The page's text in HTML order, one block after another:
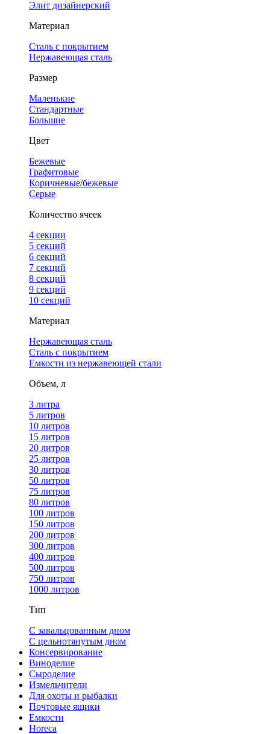
Элит дизайнерский
Материал
Сталь с покрытием
Нержавеющая сталь
Размер
Маленькие
Стандартные
Большие
Цвет
Бежевые
Графитовые
Коричневые/бежевые
Серые
Количество ячеек
4 cекции
5 секций
6 секций
7 секций
8 секций
9 секций
10 секций
Материал
Нержавеющая сталь
Сталь с покрытием
Емкости из нержавеющей стали
Объем, л
3 литра
5 литров
10 литров
15 литров
20 литров
25 литров
30 литров
50 литров
75 литров
80 литров
100 литров
150 литров
200 литров
300 литров
400 литров
500 литров
750 литров
1000 литров
Тип
С завальцованным дном
С цельнотянутым дном
Консервирование
Виноделие
Сыроделие
Измельчители
Для охоты и рыбалки
Почтовые ящики
Емкости
Horeca